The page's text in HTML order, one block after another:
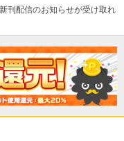
刊配信のお知らせが受け取れ